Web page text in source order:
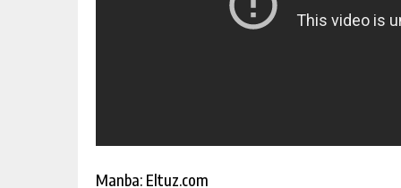
Manba: Eltuz.com